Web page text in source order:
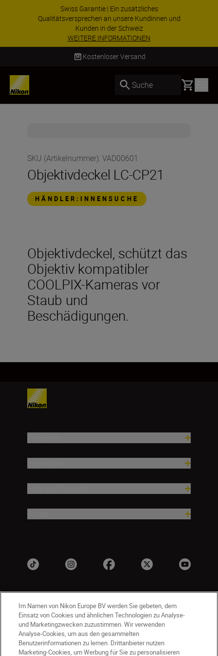
Swiss Garantie | Ein zusätzliches
Qualitätsversprechen an unsere Kundinnen und
Kunden in der Schweiz
WEITERE INFORMATIONEN
Kostenloser Versand
Suche Basket
SKU (Artikelnummer): VAD00601
Objektivdeckel LC-CP21
HÄNDLER:INNENSUCHE
Objektivdeckel, schützt das
Objektiv kompatibler
COOLPIX-Kameras vor
Staub und
Beschädigungen.
CH Nikon Sites
Im Namen von Nikon Europe BV werden Sie gebeten, dem
Einsatz von Cookies und ähnlichen Technologien zu Analyse-
und Marketingzwecken zuzustimmen. Wir verwenden
Analyse-Cookies, um aus den gesammelten
Benutzerinformationen zu lernen. Drittanbieter nutzen
Marketing-Cookies, um Werbung für Sie zu personalisieren